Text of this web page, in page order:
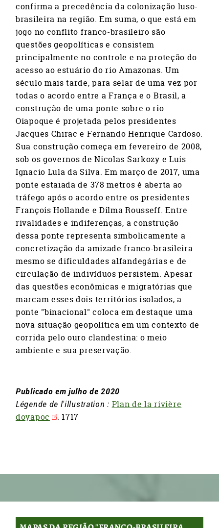
confirma a precedência da colonização luso-
brasileira na região. Em suma, o que está em
jogo no conflito franco-brasileiro são
questões geopolíticas e consistem
principalmente no controle e na proteção do
acesso ao estuário do rio Amazonas. Um
século mais tarde, para selar de uma vez por
todas o acordo entre a França e o Brasil, a
construção de uma ponte sobre o rio
Oiapoque é projetada pelos presidentes
Jacques Chirac e Fernando Henrique Cardoso.
Sua construção começa em fevereiro de 2008,
sob os governos de Nicolas Sarkozy e Luis
Ignacio Lula da Silva. Em março de 2017, uma
ponte estaiada de 378 metros é aberta ao
tráfego após o acordo entre os presidentes
François Hollande e Dilma Rousseff. Entre
rivalidades e indiferenças, a construção
dessa ponte representa simbolicamente a
concretização da amizade franco-brasileira
mesmo se dificuldades alfandegárias e de
circulação de indivíduos persistem. Apesar
das questões econômicas e migratórias que
marcam esses dois territórios isolados, a
ponte "binacional" coloca em destaque uma
nova situação geopolítica em um contexto de
corrida pelo ouro clandestina: o meio
ambiente e sua preservação.
Publicado em julho de 2020
Légende de l'illustration : Plan de la rivière
doyapoc
. 1717